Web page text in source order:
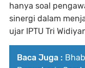
hanya soal
sinergi dalam
ujar IPTU Tri
Baca Juga :